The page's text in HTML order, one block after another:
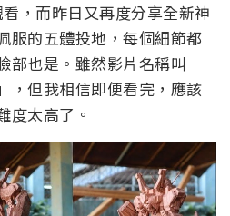
，而昨日又再度分享全新神
服的五體投地，每個細節都
部也是。雖然影片名稱叫
，但我相信即便看完，應該
度太高了。